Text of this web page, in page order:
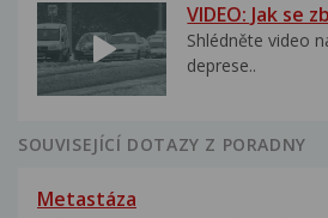
VIDEO: Jak se
Shlédněte video
deprese..
SOUVISEJÍCÍ DOTAZY Z PORADNY
Metastáza